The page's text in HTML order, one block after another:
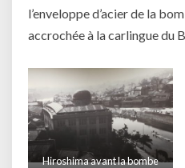
l’enveloppe d’acier de la
accrochée à la carlingue du
Hiroshima avant la bombe